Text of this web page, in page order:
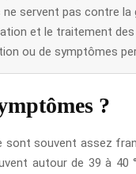
servent pas contre la
et le traitement
ou de symptômes
?
souvent assez
autour de 39 à